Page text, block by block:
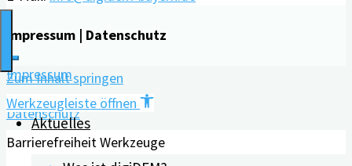
Aktuelles
Impressum | Datenschutz
Impressum
Datenschutz
Zum Inhalt springen
Werkzeugleiste öffnen
Barrierefreiheit Werkzeuge